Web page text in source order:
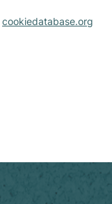
cookiedatabase.org